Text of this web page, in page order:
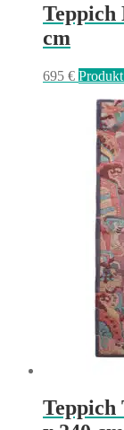
Teppich
cm
695 € Produkt
Teppich